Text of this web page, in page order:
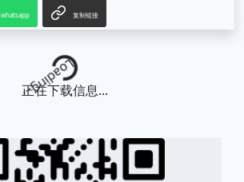
whatsapp 复制链接
Loading...
正在下载信息...